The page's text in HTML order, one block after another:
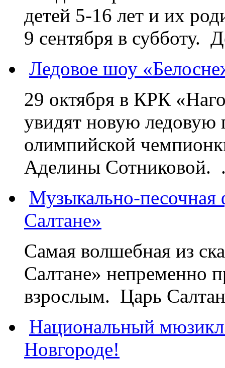
детей 5-16 лет и их
9 сентября в субботу.
Ледовое шоу
29 октября в КРК
увидят новую ледовую
олимпийской
Аделины Сотниковой.
Музыкально-песочная
Салтане»
Самая волшебная из
Салтане» непременно
взрослым. Царь
Национальный
Новгороде!